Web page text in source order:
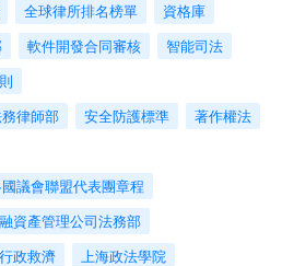
全球律所排名榜單
資格庫
軟件開發合同審核
智能司法
律師部
安全防護標準
著作權法
議會聯盟代表團章程
資產管理公司法務部
行政救濟
上海政法學院